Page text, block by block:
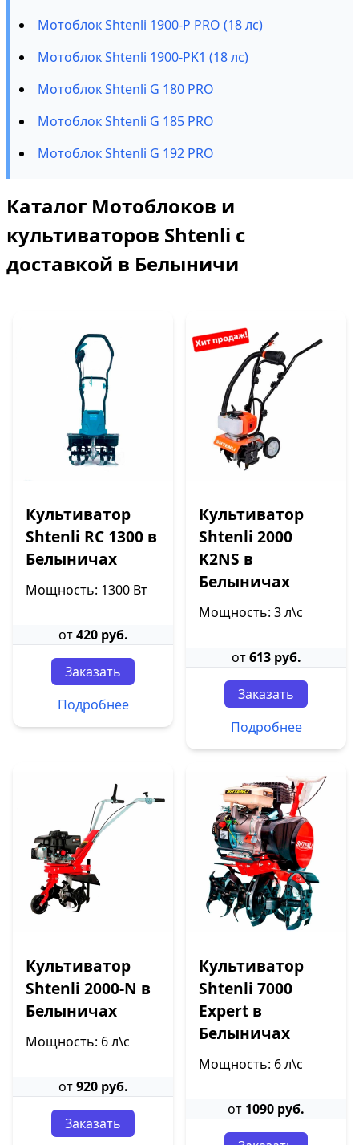
Мотоблок Shtenli 1900-P PRO (18 лс)
Мотоблок Shtenli 1900-PK1 (18 лс)
Мотоблок Shtenli G 180 PRO
Мотоблок Shtenli G 185 PRO
Мотоблок Shtenli G 192 PRO
Каталог Мотоблоков и
культиваторов Shtenli с
доставкой в Белыничи
Культиватор
Shtenli RC 1300 в
Белыничах
Мощность: 1300 Вт
от420 руб.
Заказать
Подробнее
Культиватор
Shtenli 2000
K2NS в
Белыничах
Мощность: 3 л\с
от613 руб.
Заказать
Подробнее
Культиватор
Shtenli 2000-N в
Белыничах
Мощность: 6 л\с
от920 руб.
Заказать
Культиватор
Shtenli 7000
Expert в
Белыничах
Мощность: 6 л\с
от 1090 руб.